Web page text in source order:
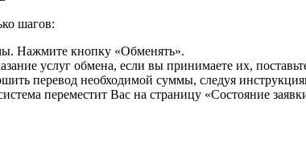
шагов:
Нажмите кнопку «Обменять».
услуг обмена, если вы принимаете их,
перевод необходимой суммы, следуя
переместит Вас на страницу «Состояние